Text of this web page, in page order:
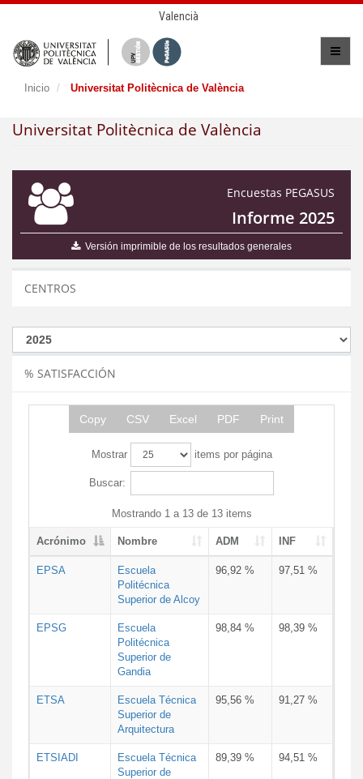
Valencià
Inicio Universitat Politècnica de València
Universitat Politècnica de València
Encuestas PEGASUS
Informe 2025
Versión imprimible de los resultados generales
CENTROS
% SATISFACCIÓN
Copy CSV Excel PDF Print
Mostrar items por página
Buscar:
Mostrando 1 a 13 de 13 items
Acrónimo Nombre ADM INF
EPSA
Escuela
Politécnica
Superior de Alcoy
96,92 % 97,51 %
EPSG
Escuela
Politécnica
Superior de
Gandia
98,84 % 98,39 %
ETSA
Escuela Técnica
Superior de
Arquitectura
95,56 % 91,27 %
ETSIADI
Escuela Técnica
Superior de
89,39 % 94,51 %